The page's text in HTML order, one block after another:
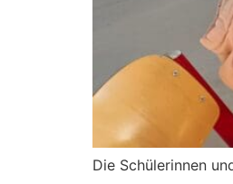
Die Schülerinnen